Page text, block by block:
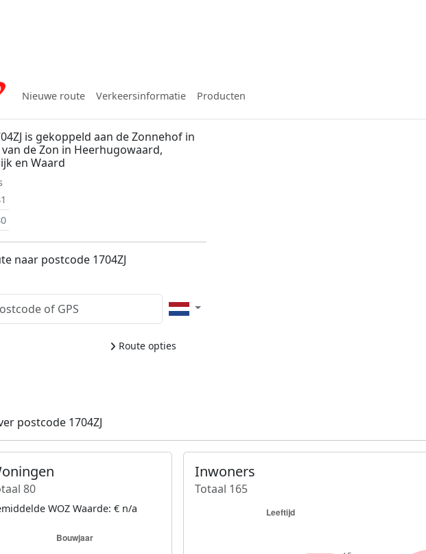
Nieuwe route Verkeersinformatie Producten
is gekoppeld aan de Zonnehof in
de Zon in Heerhugowaard,
en Waard
naar postcode 1704ZJ
Route opties
postcode 1704ZJ
80
WOZ Waarde: € n/a
Inwoners
Totaal 165